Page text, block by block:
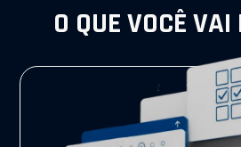
O QUE VOCÊ VAI